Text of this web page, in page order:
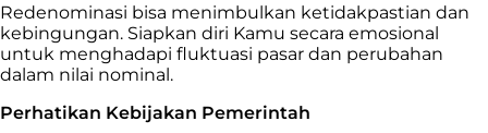
Redenominasi bisa menimbulkan ketidakpastian dan
kebingungan. Siapkan diri Kamu secara emosional
untuk menghadapi fluktuasi pasar dan perubahan
dalam nilai nominal.
Perhatikan Kebijakan Pemerintah